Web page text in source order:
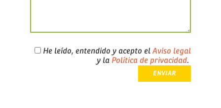
He leído, entendido y acepto elAviso legal
y la Política de privacidad.